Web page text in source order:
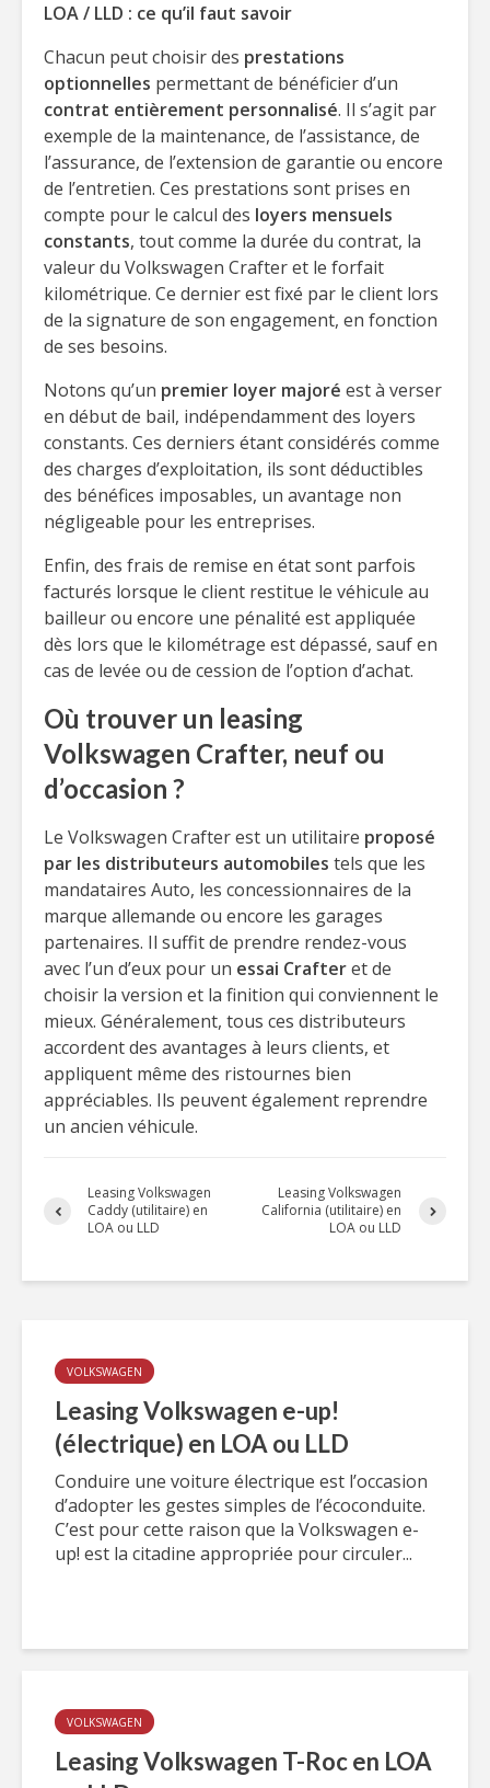
LOA / LLD : ce qu’il faut savoir
Chacun peut choisir des prestations
optionnelles permettant de bénéficier d’un
contrat entièrement personnalisé. Il s’agit par
exemple de la maintenance, de l’assistance, de
l’assurance, de l’extension de garantie ou encore
de l’entretien. Ces prestations sont prises en
compte pour le calcul des loyers mensuels
constants, tout comme la durée du contrat, la
valeur du Volkswagen Crafter et le forfait
kilométrique. Ce dernier est fixé par le client lors
de la signature de son engagement, en fonction
de ses besoins.
Notons qu’un premier loyer majoré est à verser
en début de bail, indépendamment des loyers
constants. Ces derniers étant considérés comme
des charges d’exploitation, ils sont déductibles
des bénéfices imposables, un avantage non
négligeable pour les entreprises.
Enfin, des frais de remise en état sont parfois
facturés lorsque le client restitue le véhicule au
bailleur ou encore une pénalité est appliquée
dès lors que le kilométrage est dépassé, sauf en
cas de levée ou de cession de l’option d’achat.
Où trouver un leasing
Volkswagen Crafter, neuf ou
d’occasion ?
Le Volkswagen Crafter est un utilitaire proposé
par les distributeurs automobiles tels que les
mandataires Auto, les concessionnaires de la
marque allemande ou encore les garages
partenaires. Il suffit de prendre rendez-vous
avec l’un d’eux pour un essai Crafteret de
choisir la version et la finition qui conviennent le
mieux. Généralement, tous ces distributeurs
accordent des avantages à leurs clients, et
appliquent même des ristournes bien
appréciables. Ils peuvent également reprendre
un ancien véhicule.
Leasing Volkswagen
Caddy (utilitaire) en
LOA ou LLD
Leasing Volkswagen
California (utilitaire) en
LOA ou LLD
VOLKSWAGEN
Leasing Volkswagen e-up!
(électrique) en LOA ou LLD
Conduire une voiture électrique est l’occasion
d’adopter les gestes simples de l’écoconduite.
C’est pour cette raison que la Volkswagen e-
up! est la citadine appropriée pour circuler...
VOLKSWAGEN
Leasing Volkswagen T-Roc en LOA